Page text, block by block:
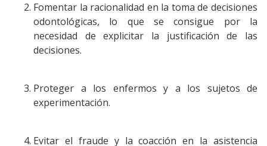
Fomentar la racionalidad en la toma de decisiones
odontológicas, lo que se consigue por la
necesidad de explicitar la justificación de las
decisiones.
Proteger a los enfermos y a los sujetos de
experimentación.
Evitar el fraude y la coacción en la asistencia